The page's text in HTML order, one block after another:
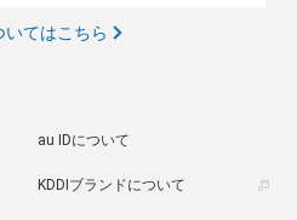
てはこちら
au IDについて
KDDIブランドについて